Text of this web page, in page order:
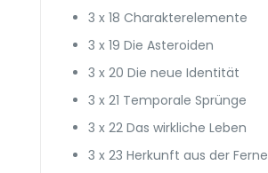
3 x 18 Charakter­elemente
3 x 19 Die Asteroiden
3 x 20 Die neue Identität
3 x 21 Temporale Sprünge
3 x 22 Das wirkliche Leben
3 x 23 Herkunft aus der Ferne